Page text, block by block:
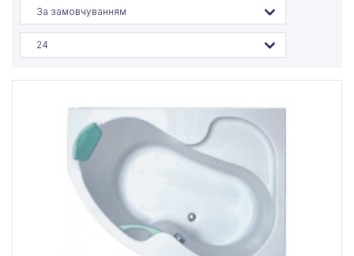
За замовчуванням
24